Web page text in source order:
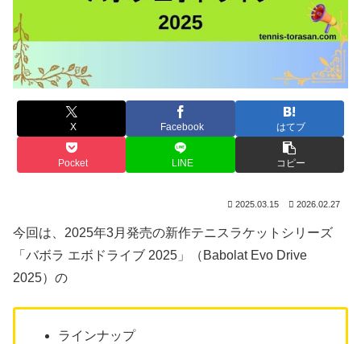
X Facebook はてブ
Pocket LINE コピー
2025.03.15 2026.02.27
今回は、2025年3月発売の新作テニスラケットシリーズ
「バボラ エボドライブ 2025」（Babolat Evo Drive
2025）の
ラインナップ